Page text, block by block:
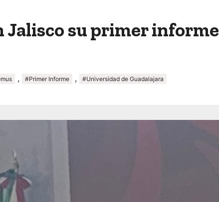
Jalisco su primer informe
, #Primer Informe , #Universidad de Guadalajara